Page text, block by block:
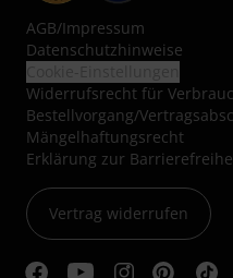
AGB/Impressum
Datenschutzhinweise
Widerrufsrecht für
Bestellvorgang/
Mängelhaftungsrecht
Erklärung zur
Vertrag widerrufen